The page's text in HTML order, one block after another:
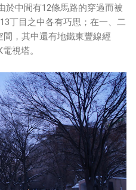
於中間有12條馬路的穿過而被
丁目之中各有巧思；在一、二
，其中還有地鐵東豐線經
視塔。